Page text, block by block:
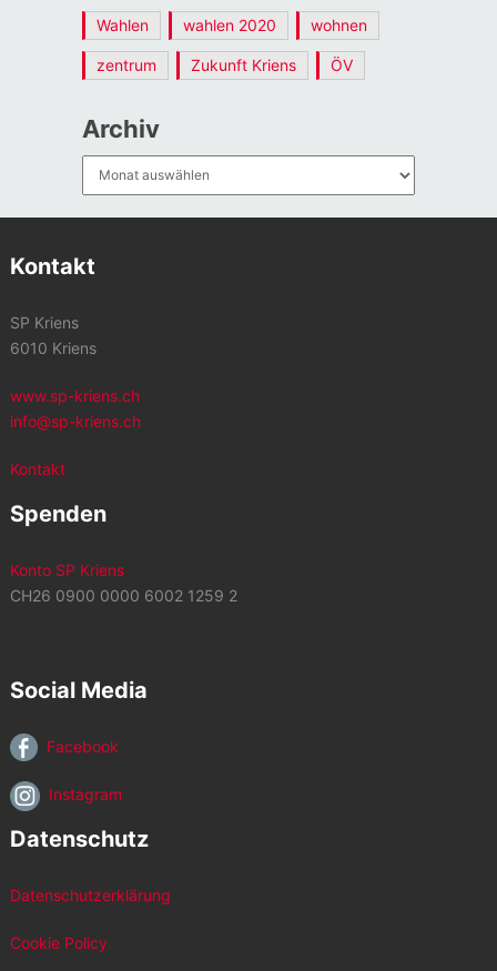
Wahlen wahlen 2020 wohnen
zentrum Zukunft Kriens ÖV
Archiv
Kontakt
SP Kriens
6010 Kriens
www.sp-kriens.ch
info@sp-kriens.ch
Kontakt
Spenden
Konto SP Kriens
CH26 0900 0000 6002 1259 2
Social Media
Facebook
Instagram
Datenschutz
Datenschutzerklärung
Cookie Policy